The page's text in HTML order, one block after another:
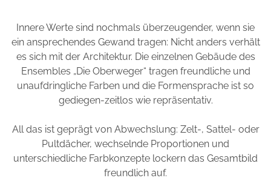
Innere Werte sind nochmals überzeugender, wenn sie
ein ansprechendes Gewand tragen: Nicht anders verhält
es sich mit der Architektur. Die einzelnen Gebäude des
Ensembles „Die Oberweger“ tragen freundliche und
unaufdringliche Farben und die Formensprache ist so
gediegen-zeitlos wie repräsentativ.
All das ist geprägt von Abwechslung: Zelt-, Sattel- oder
Pultdächer, wechselnde Proportionen und
unterschiedliche Farbkonzepte lockern das Gesamtbild
freundlich auf.